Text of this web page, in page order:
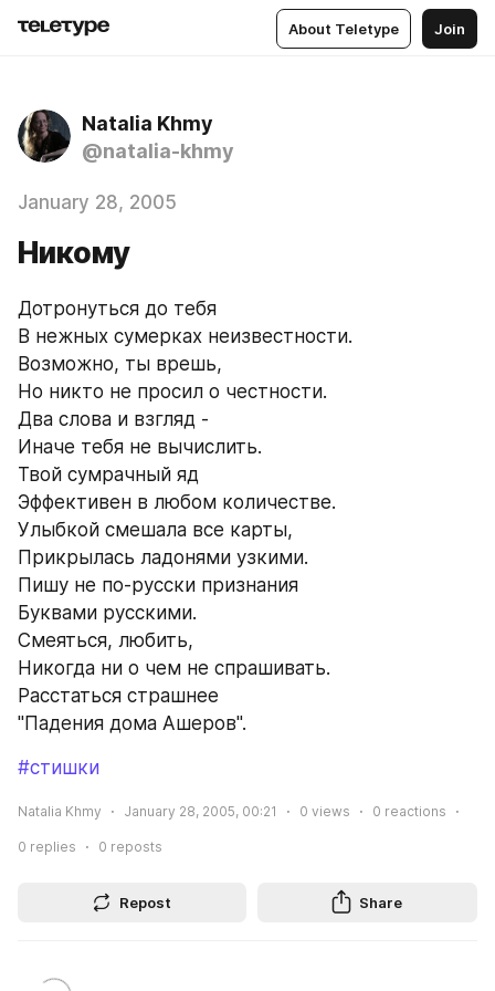
About Teletype Join
Natalia Khmy
@natalia-khmy
January 28, 2005
Никому
Дотронуться до тебя
В нежных сумерках неизвестности.
Возможно, ты врешь,
Но никто не просил о честности.
Два слова и взгляд -
Иначе тебя не вычислить.
Твой сумрачный яд
Эффективен в любом количестве.
Улыбкой смешала все карты,
Прикрылась ладонями узкими.
Пишу не по-русски признания
Буквами русскими.
Смеяться, любить,
Никогда ни о чем не спрашивать.
Расстаться страшнее
"Падения дома Ашеров".
#стишки
Natalia Khmy January 28, 2005, 00:21 0 views 0 reactions
0 replies 0 reposts
Repost Share